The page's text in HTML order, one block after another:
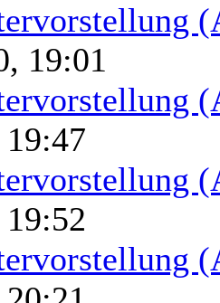
19:01